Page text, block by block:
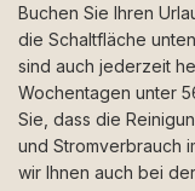
Buchen Sie Ihren
die Schaltfläche
sind auch jederzeit
Wochentagen unter
Sie, dass die
und Stromverbrauch
wir Ihnen auch bei